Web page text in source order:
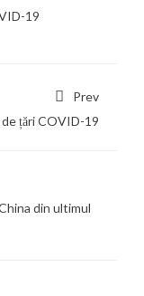
19
Prev
țări COVID-19
din ultimul